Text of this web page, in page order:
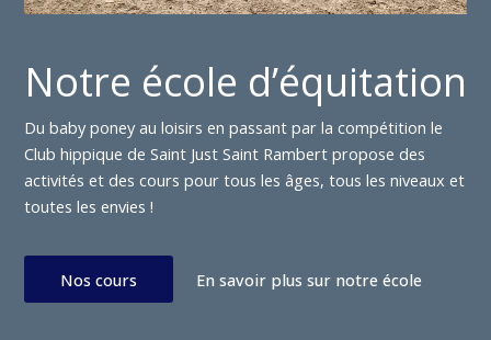
Notre école d’équitation
Du baby poney au loisirs en passant par la compétition le
Club hippique de Saint Just Saint Rambert propose des
activités et des cours pour tous les âges, tous les niveaux et
toutes les envies !
Nos cours En savoir plus sur notre école